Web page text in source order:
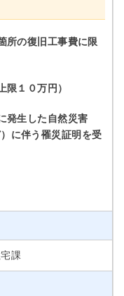
所の復旧工事費に限
限１０万円）
発生した自然災害
に伴う罹災証明を受
課